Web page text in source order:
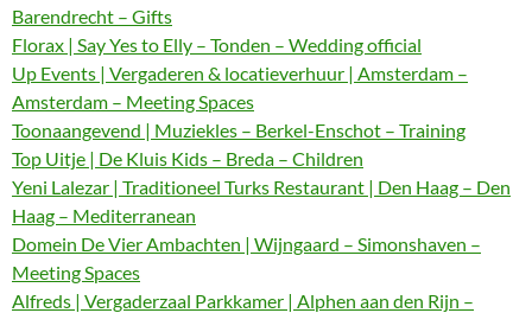
Barendrecht – Gifts
Florax | Say Yes to Elly – Tonden – Wedding official
Up Events | Vergaderen & locatieverhuur | Amsterdam –
Amsterdam – Meeting Spaces
Toonaangevend | Muziekles – Berkel-Enschot – Training
Top Uitje | De Kluis Kids – Breda – Children
Yeni Lalezar | Traditioneel Turks Restaurant | Den Haag – Den
Haag – Mediterranean
Domein De Vier Ambachten | Wijngaard – Simonshaven –
Meeting Spaces
Alfreds | Vergaderzaal Parkkamer | Alphen aan den Rijn –